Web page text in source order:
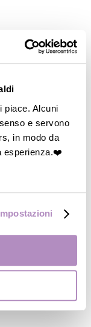
piace. Alcuni
e servono
in modo da
esperienza.❤️